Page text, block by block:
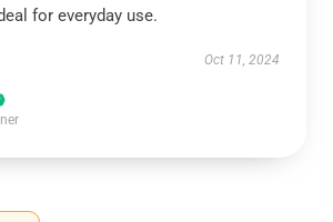
for everyday use.
Oct 11, 2024